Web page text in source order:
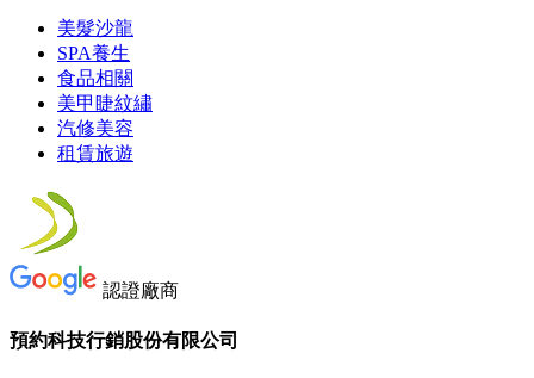
美髮沙龍
SPA養生
食品相關
美甲睫紋繡
汽修美容
租賃旅遊
認證廠商
預約科技行銷股份有限公司